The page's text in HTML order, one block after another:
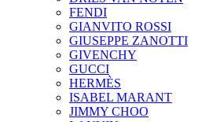
FENDI
GIANVITO ROSSI
GIUSEPPE ZANOTTI
GIVENCHY
GUCCI
HERMÈS
ISABEL MARANT
JIMMY CHOO